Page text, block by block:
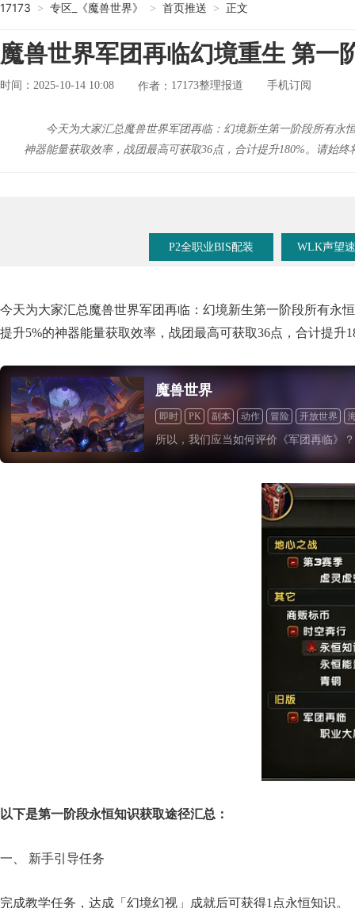
17173 > 专区_《魔兽世界》 > 首页推送 > 正文
魔兽世界军团再临幻境重生 第一
时间：2025-10-14 10:08 作者： 17173整理报道 手机订阅
今天为大家汇总魔兽世界军团再临：幻境新生第一阶段所有永
神器能量获取效率，战团最高可获取36点，合计提升180%。请始
P2全职业BIS配装 WLK声望
今天为大家汇总魔兽世界军团再临：幻境新生第一阶段所有永
提升5%的神器能量获取效率，战团最高可获取36点，合计提
魔兽世界
即时 PK 副本 动作 冒险 开放世界
所以，我们应当如何评价《军团再临》？
以下是第一阶段永恒知识获取途径汇总：
​一、 新手引导任务​
完成教学任务，达成「幻境幻视」成就后可获得1点永恒知识。